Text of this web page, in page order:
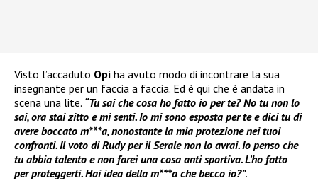
Visto l’accaduto Opi ha avuto modo di incontrare la sua
insegnante per un faccia a faccia. Ed è qui che è andata in
scena una lite. “Tu sai che cosa ho fatto io per te? No tu non lo
sai, ora stai zitto e mi senti. Io mi sono esposta per te e dici tu di
avere boccato m***a, nonostante la mia protezione nei tuoi
confronti. Il voto di Rudy per il Serale non lo avrai. Io penso che
tu abbia talento e non farei una cosa anti sportiva. L’ho fatto
per proteggerti. Hai idea della m***a che becco io?”.